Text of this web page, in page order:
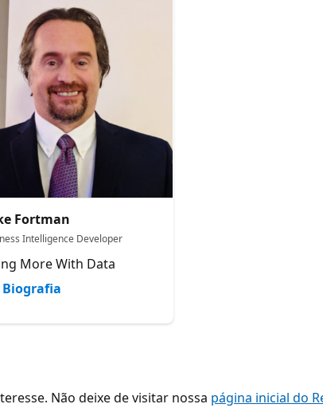
Fortman
Intelligence Developer
More With Data
Biografia
Não deixe de visitar nossa página inicial do